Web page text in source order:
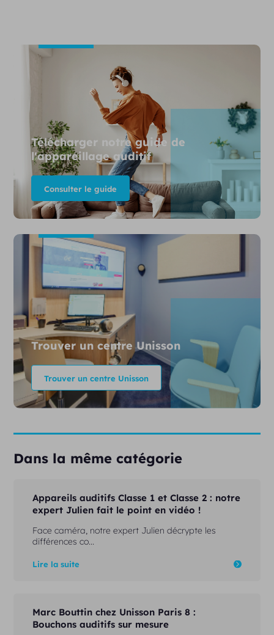
Télécharger notre guide de
l'appareillage auditif
Consulter le guide
Trouver un centre Unisson
Trouver un centre Unisson
Dans la même catégorie
Appareils auditifs Classe 1 et Classe 2 : notre
expert Julien fait le point en vidéo !
Face caméra, notre expert Julien décrypte les
différences co...
Lire la suite
Marc Bouttin chez Unisson Paris 8 :
Bouchons auditifs sur mesure